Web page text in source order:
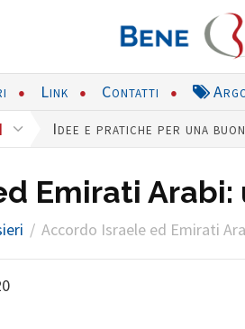
Link Contatti
Idee e pratiche per una
Emirati
Accordo Israele ed Emirati